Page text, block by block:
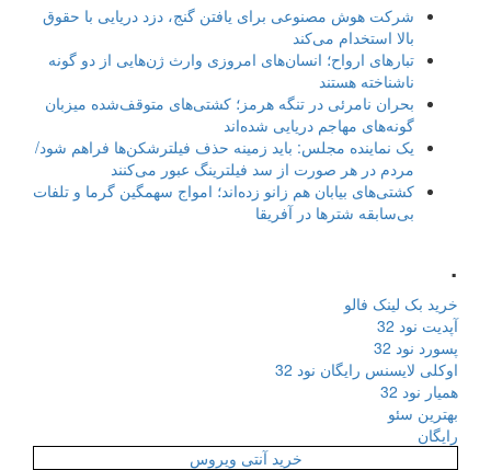
شرکت هوش مصنوعی برای یافتن گنج، دزد دریایی با حقوق
بالا استخدام می‌کند
تبارهای ارواح؛ انسان‌های امروزی وارث ژن‌هایی از دو گونه
ناشناخته هستند
بحران نامرئی در تنگه هرمز؛ کشتی‌های متوقف‌شده میزبان
گونه‌های مهاجم دریایی شده‌اند
یک نماینده مجلس: باید زمینه حذف فیلترشکن‌ها فراهم شود/
مردم در هر صورت از سد فیلترینگ عبور می‌کنند
کشتی‌های بیابان هم زانو زده‌اند؛ امواج سهمگین گرما و تلفات
بی‌سابقه شترها در آفریقا
.
خرید بک لینک فالو
آپدیت نود 32
پسورد نود 32
اوکلی لایسنس رایگان نود 32
همیار نود 32
بهترین سئو
رایگان
خرید آنتی ویروس